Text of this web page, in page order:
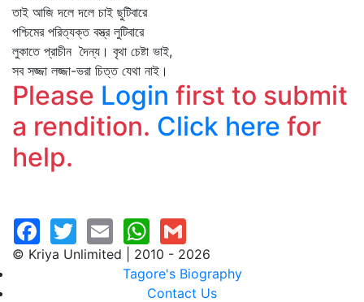
তাই আজি দলে দলে চাই ছুটিবারে
পশ্চিমের পরিত্যক্ত বস্ত্র লুটিবারে
লুকাতে প্রাচীন দৈন্য। বৃথা চেষ্টা ভাই,
সব সজ্জা লজ্জা-ভরা চিত্ত যেথা নাই।
Please Login first to submit
a rendition. Click here for
help.
© Kriya Unlimited | 2010 - 2026
Tagore's Biography
Contact Us